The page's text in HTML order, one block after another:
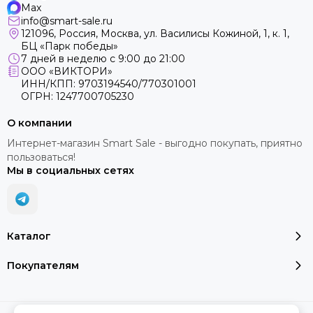
Max
info@smart-sale.ru
121096, Россия, Москва, ул. Василисы Кожиной, 1, к. 1,
БЦ «Парк победы»
7 дней в неделю с 9:00 до 21:00
ООО «ВИКТОРИ»
ИНН/КПП: 9703194540/770301001
ОГРН: 1247700705230
Каталог
Покупателям
О компании
Интернет-магазин Smart Sale - выгодно покупать, приятно
пользоваться!
Мы в социальных сетях